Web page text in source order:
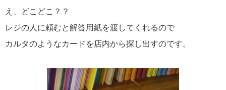
え、どこどこ？？
レジの人に頼むと解答用紙を渡してくれるので
カルタのようなカードを店内から探し出すのです。